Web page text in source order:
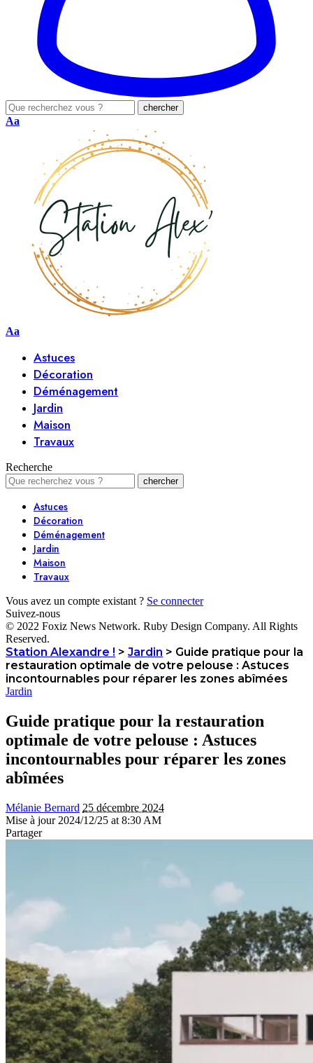
Aa
Aa
Astuces
Décoration
Déménagement
Jardin
Maison
Travaux
Recherche
Astuces
Décoration
Déménagement
Jardin
Maison
Travaux
Vous avez un compte existant ? Se connecter
Suivez-nous
© 2022 Foxiz News Network. Ruby Design Company. All Rights
Reserved.
Station Alexandre ! > Jardin > Guide pratique pour la
restauration optimale de votre pelouse : Astuces
incontournables pour réparer les zones abîmées
Jardin
Guide pratique pour la restauration
optimale de votre pelouse : Astuces
incontournables pour réparer les zones
abîmées
Mélanie Bernard 25 décembre 2024
Mise à jour 2024/12/25 at 8:30 AM
Partager